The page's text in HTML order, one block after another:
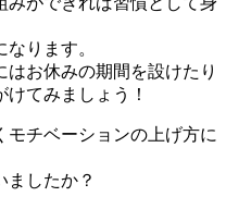
ります。
お休みの期間を設けたり
てみましょう！
モチベーションの上げ方に
ましたか？